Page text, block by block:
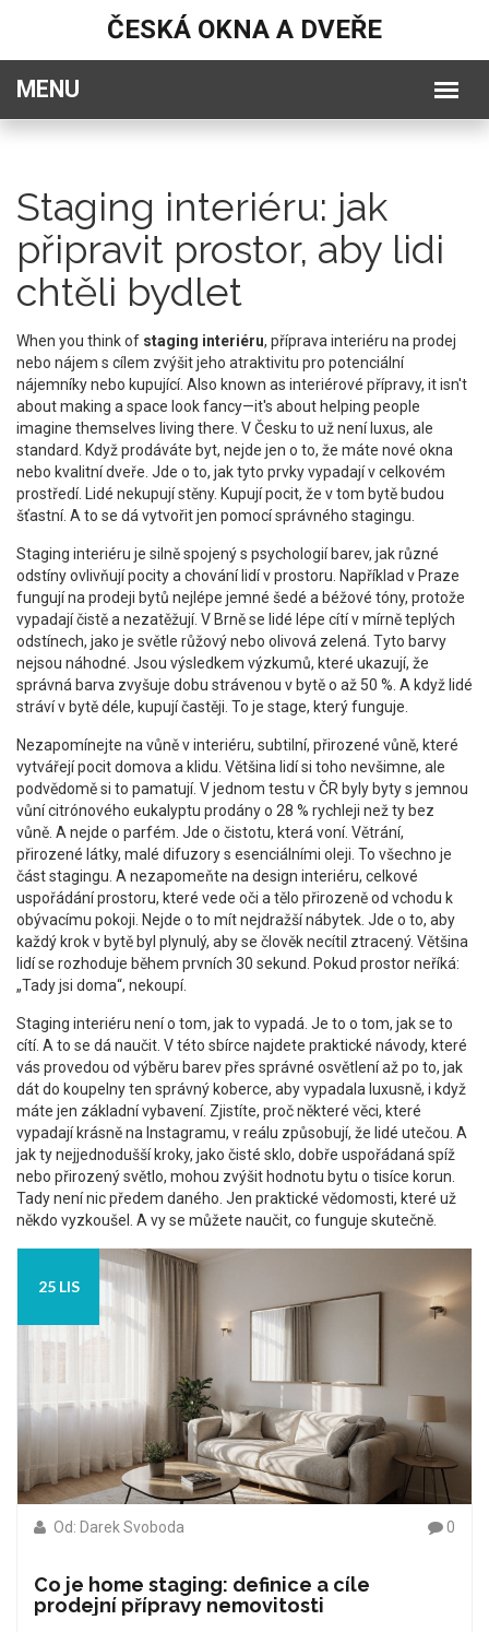
ČESKÁ OKNA A DVEŘE
Staging interiéru: jak
připravit prostor, aby lidi
chtěli bydlet
When you think of staging interiéru, příprava interiéru na prodej
nebo nájem s cílem zvýšit jeho atraktivitu pro potenciální
nájemníky nebo kupující. Also known as interiérové přípravy, it isn't
about making a space look fancy—it's about helping people
imagine themselves living there. V Česku to už není luxus, ale
standard. Když prodáváte byt, nejde jen o to, že máte nové okna
nebo kvalitní dveře. Jde o to, jak tyto prvky vypadají v celkovém
prostředí. Lidé nekupují stěny. Kupují pocit, že v tom bytě budou
šťastní. A to se dá vytvořit jen pomocí správného stagingu.
Staging interiéru je silně spojený s psychologií barev, jak různé
odstíny ovlivňují pocity a chování lidí v prostoru . Například v Praze
fungují na prodeji bytů nejlépe jemné šedé a béžové tóny, protože
vypadají čistě a nezatěžují. V Brně se lidé lépe cítí v mírně teplých
odstínech, jako je světle růžový nebo olivová zelená. Tyto barvy
nejsou náhodné. Jsou výsledkem výzkumů, které ukazují, že
správná barva zvyšuje dobu strávenou v bytě o až 50 %. A když lidé
stráví v bytě déle, kupují častěji. To je stage, který funguje.
Nezapomínejte na vůně v interiéru, subtilní, přirozené vůně, které
vytvářejí pocit domova a klidu . Většina lidí si toho nevšimne, ale
podvědomě si to pamatují. V jednom testu v ČR byly byty s jemnou
vůní citrónového eukalyptu prodány o 28 % rychleji než ty bez
vůně. A nejde o parfém. Jde o čistotu, která voní. Větrání,
přirozené látky, malé difuzory s esenciálními oleji. To všechno je
část stagingu. A nezapomeňte na design interiéru, celkové
uspořádání prostoru, které vede oči a tělo přirozeně od vchodu k
obývacímu pokoji . Nejde o to mít nejdražší nábytek. Jde o to, aby
každý krok v bytě byl plynulý, aby se člověk necítil ztracený. Většina
lidí se rozhoduje během prvních 30 sekund. Pokud prostor neříká:
„Tady jsi doma“, nekoupí.
Staging interiéru není o tom, jak to vypadá. Je to o tom, jak se to
cítí. A to se dá naučit. V této sbírce najdete praktické návody, které
vás provedou od výběru barev přes správné osvětlení až po to, jak
dát do koupelny ten správný koberce, aby vypadala luxusně, i když
máte jen základní vybavení. Zjistíte, proč některé věci, které
vypadají krásně na Instagramu, v reálu způsobují, že lidé utečou. A
jak ty nejjednodušší kroky, jako čisté sklo, dobře uspořádaná spíž
nebo přirozený světlo, mohou zvýšit hodnotu bytu o tisíce korun.
Tady není nic předem daného. Jen praktické vědomosti, které už
někdo vyzkoušel. A vy se můžete naučit, co funguje skutečně.
25 LIS
Od: Darek Svoboda 0
Co je home staging: definice a cíle
prodejní přípravy nemovitosti